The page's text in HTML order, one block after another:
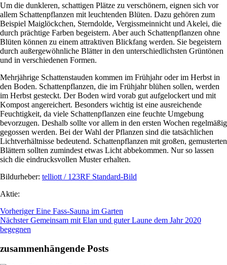
Um die dunkleren, schattigen Plätze zu verschönern, eignen sich vor
allem Schattenpflanzen mit leuchtenden Blüten. Dazu gehören zum
Beispiel Maiglöckchen, Sterndolde, Vergissmeinnicht und Akelei, die
durch prächtige Farben begeistern. Aber auch Schattenpflanzen ohne
Blüten können zu einem attraktiven Blickfang werden. Sie begeistern
durch außergewöhnliche Blätter in den unterschiedlichsten Grüntönen
und in verschiedenen Formen.
Mehrjährige Schattenstauden kommen im Frühjahr oder im Herbst in
den Boden. Schattenpflanzen, die im Frühjahr blühen sollen, werden
im Herbst gesteckt. Der Boden wird vorab gut aufgelockert und mit
Kompost angereichert. Besonders wichtig ist eine ausreichende
Feuchtigkeit, da viele Schattenpflanzen eine feuchte Umgebung
bevorzugen. Deshalb sollte vor allem in den ersten Wochen regelmäßig
gegossen werden. Bei der Wahl der Pflanzen sind die tatsächlichen
Lichtverhältnisse bedeutend. Schattenpflanzen mit großen, gemusterten
Blättern sollten zumindest etwas Licht abbekommen. Nur so lassen
sich die eindrucksvollen Muster erhalten.
Bildurheber: telliott / 123RF Standard-Bild
Aktie:
Vorheriger Eine Fass-Sauna im Garten
Nächster Gemeinsam mit Elan und guter Laune dem Jahr 2020
begegnen
zusammenhängende Posts